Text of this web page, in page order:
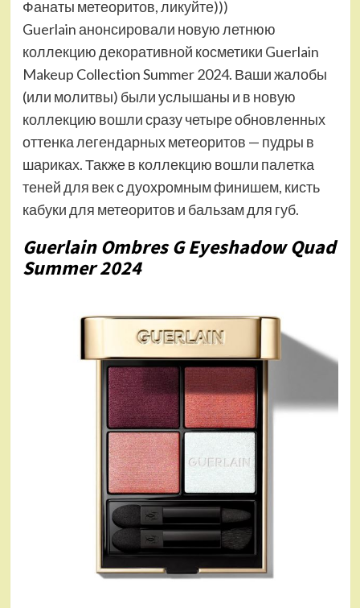
Фанаты метеоритов, ликуйте)))
Guerlain анонсировали новую летнюю
коллекцию декоративной косметики Guerlain
Makeup Collection Summer 2024. Ваши жалобы
(или молитвы) были услышаны и в новую
коллекцию вошли сразу четыре обновленных
оттенка легендарных метеоритов — пудры в
шариках. Также в коллекцию вошли палетка
теней для век с дуохромным финишем, кисть
кабуки для метеоритов и бальзам для губ.
Guerlain Ombres G Eyeshadow Quad
Summer 2024